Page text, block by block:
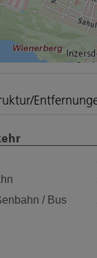
/ Bus